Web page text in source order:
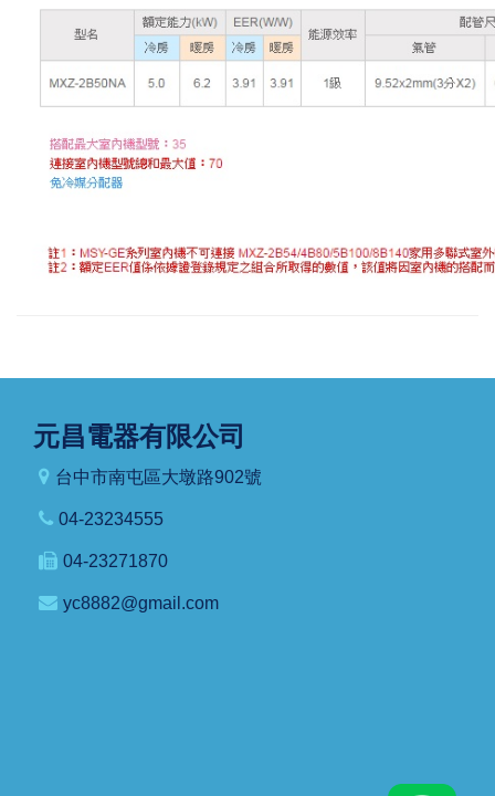
元昌電器有限公司
台中市南屯區大墩路902號
04-23234555
04-23271870
yc8882@gmail.com